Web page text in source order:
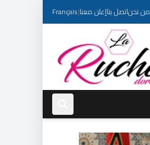
من نحناتصل بناإعلن معنا|
Français